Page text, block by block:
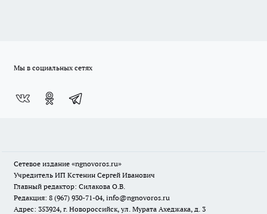
Мы в социальных сетях
Сетевое издание «ngnovoros.ru»
Учредитель ИП Кстенин Сергей Иванович
Главный редактор: Силакова О.В.
Редакция: 8 (967) 930-71-04, info@ngnovoros.ru
Адрес: 353924, г. Новороссийск, ул. Мурата Ахеджака, д. 3